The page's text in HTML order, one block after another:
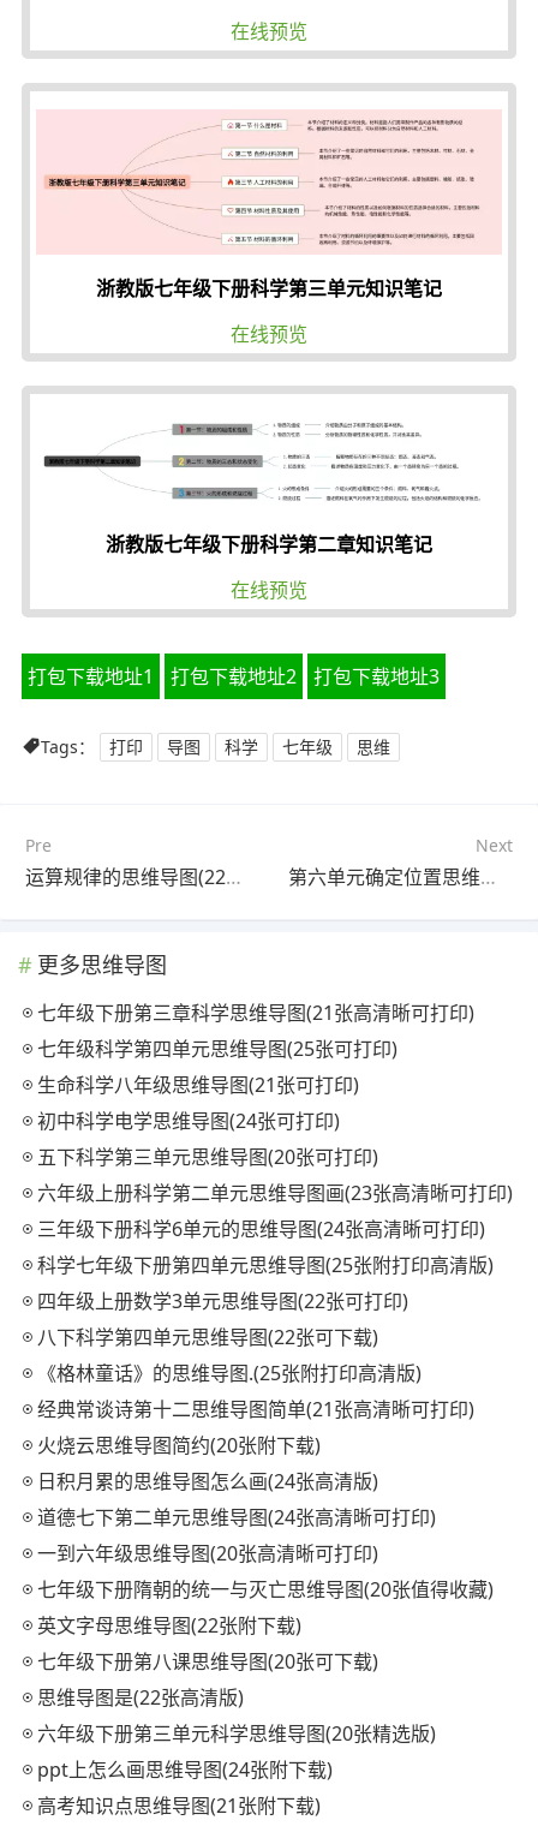
在线预览
浙教版七年级下册科学第三单元知识笔记
在线预览
浙教版七年级下册科学第二章知识笔记
在线预览
打包下载地址1 打包下载地址2 打包下载地址3
Tags： 打印 导图 科学 七年级 思维
Pre
运算规律的思维导图(22张精选版)
Next
第六单元确定位置思维导图(24张高清晰可打印)
更多思维导图
七年级下册第三章科学思维导图(21张高清晰可打印)
七年级科学第四单元思维导图(25张可打印)
生命科学八年级思维导图(21张可打印)
初中科学电学思维导图(24张可打印)
五下科学第三单元思维导图(20张可打印)
六年级上册科学第二单元思维导图画(23张高清晰可打印)
三年级下册科学6单元的思维导图(24张高清晰可打印)
科学七年级下册第四单元思维导图(25张附打印高清版)
四年级上册数学3单元思维导图(22张可打印)
八下科学第四单元思维导图(22张可下载)
《格林童话》的思维导图.(25张附打印高清版)
经典常谈诗第十二思维导图简单(21张高清晰可打印)
火烧云思维导图简约(20张附下载)
日积月累的思维导图怎么画(24张高清版)
道德七下第二单元思维导图(24张高清晰可打印)
一到六年级思维导图(20张高清晰可打印)
七年级下册隋朝的统一与灭亡思维导图(20张值得收藏)
英文字母思维导图(22张附下载)
七年级下册第八课思维导图(20张可下载)
思维导图是(22张高清版)
六年级下册第三单元科学思维导图(20张精选版)
ppt上怎么画思维导图(24张附下载)
高考知识点思维导图(21张附下载)